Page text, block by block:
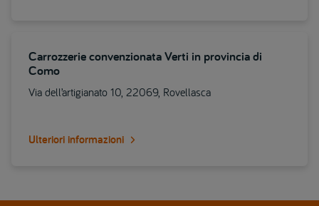
Carrozzerie convenzionata Verti in provincia di
Como
Via dell’artigianato 10, 22069, Rovellasca
Ulteriori informazioni